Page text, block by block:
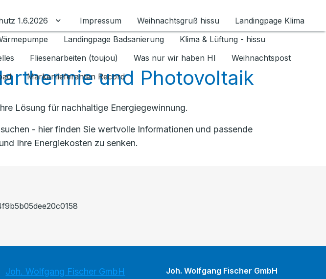
umschalten
1.6.2026 Untermenü für Datenschutz 1.6.2026 umschalten
Impressum Weihnachtsgruß hissu
Landingpage Klima
Landingpage Badsanierung
Klima & Lüftung - hissu
Fliesenarbeiten (toujou) Was nur wir haben HI
Weihnachtspost
Markenlieferanten Recordund Photovoltaik
Lösung für nachhaltige Energiegewinnung.
- hier finden Sie wertvolle Informationen und passende
Ihre Energiekosten zu senken.
Joh. Wolfgang Fischer GmbH
Joh. Wolfgang Fischer GmbH